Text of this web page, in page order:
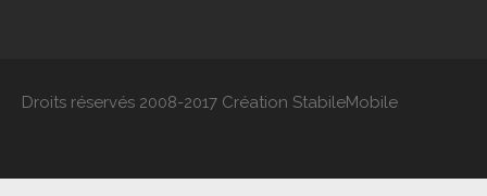
Droits réservés 2008-2017 Création StabileMobile